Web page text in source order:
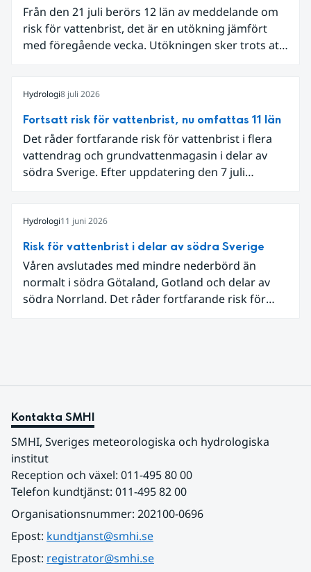
Från den 21 juli berörs 12 län av meddelande om
risk för vattenbrist, det är en utökning jämfört
med föregående vecka. Utökningen sker trots att
och att det på en del håll då kom rikliga
nederbördsmängder.
Hydrologi8 juli 2026
Fortsatt risk för vattenbrist, nu omfattas 11 län
Det råder fortfarande risk för vattenbrist i flera
vattendrag och grundvattenmagasin i delar av
södra Sverige. Efter uppdatering den 7 juli
Östergötlands, Stockholms och Uppsala län.
Totalt omfattas 11 län, säger Hugo Rudebeck,
vakthavande hydrolog på SMHI.
Hydrologi11 juni 2026
Risk för vattenbrist i delar av södra Sverige
Våren avslutades med mindre nederbörd än
normalt i södra Götaland, Gotland och delar av
södra Norrland. Det råder fortfarande risk för
över lång tid för att återställa balansen.
Kontakta SMHI
SMHI, Sveriges meteorologiska och hydrologiska
institut
Reception och växel: 011-495 80 00
Telefon kundtjänst: 011-495 82 00
Organisationsnummer: 202100-0696
Epost: kundtjanst@smhi.se
Epost: registrator@smhi.se